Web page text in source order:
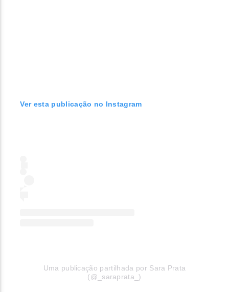
Ver esta publicação no Instagram
Uma publicação partilhada por Sara Prata
(@_saraprata_)